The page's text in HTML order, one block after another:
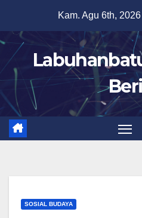
content
Kam. Agu 6th, 2026
SOSIAL BUDAYA